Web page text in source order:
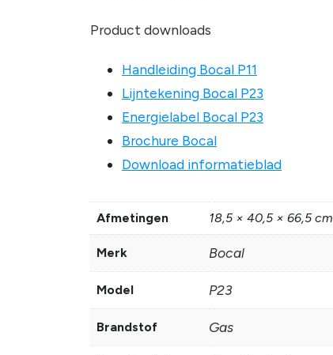
Product downloads
Handleiding Bocal P11
Lijntekening Bocal P23
Energielabel Bocal P23
Brochure Bocal
Download informatieblad
Afmetingen 18,5 × 40,5 × 66,5 cm
Merk Bocal
Model P23
Brandstof Gas